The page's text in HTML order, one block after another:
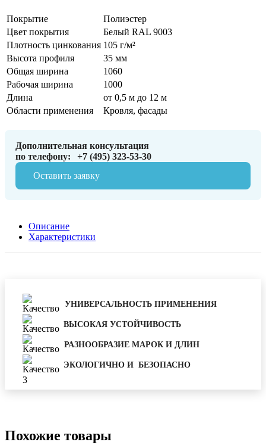
Покрытие
Полиэстер
Цвет покрытия
Белый RAL 9003
Плотность цинкования 105 г/м²
Высота профиля
35 мм
Общая ширина
1060
Рабочая ширина
1000
Длина
от 0,5 м до 12 м
Области применения
Кровля, фасады
Дополнительная консультация
по телефону:
+7 (495) 323-53-30
Оставить заявку
Описание
Характеристики
УНИВЕРСАЛЬНОСТЬ ПРИМЕНЕНИЯ
ВЫСОКАЯ УСТОЙЧИВОСТЬ
РАЗНООБРАЗИЕ МАРОК И ДЛИН
ЭКОЛОГИЧНО И БЕЗОПАСНО
Похожие товары